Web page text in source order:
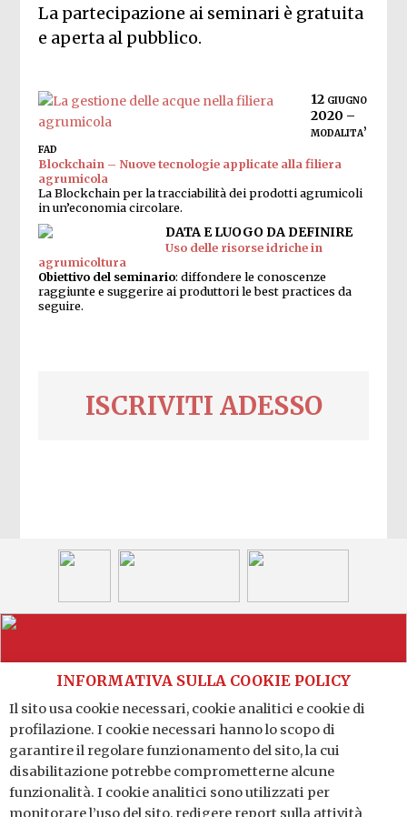
La partecipazione ai seminari è gratuita
e aperta al pubblico.
12 giugno
2020 –
modalita’
fad
Blockchain – Nuove tecnologie applicate alla filiera
agrumicola
La Blockchain per la tracciabilità dei prodotti agrumicoli
in un’economia circolare.
DATA E LUOGO DA DEFINIRE
Uso delle risorse idriche in
agrumicoltura
Obiettivo del seminario: diffondere le conoscenze
raggiunte e suggerire ai produttori le best practices da
seguire.
ISCRIVITI ADESSO
Distretto Produttivo Agrumi di Sicilia
Via G. A. Costanzo n. 41 - 95121 Catania (CT)
P.IVA: 04784140875
INFORMATIVA SULLA COOKIE POLICY
Il sito usa cookie necessari, cookie analitici e cookie di
profilazione. I cookie necessari hanno lo scopo di
garantire il regolare funzionamento del sito, la cui
disabilitazione potrebbe comprometterne alcune
funzionalità. I cookie analitici sono utilizzati per
monitorare l’uso del sito, redigere report sulla attività